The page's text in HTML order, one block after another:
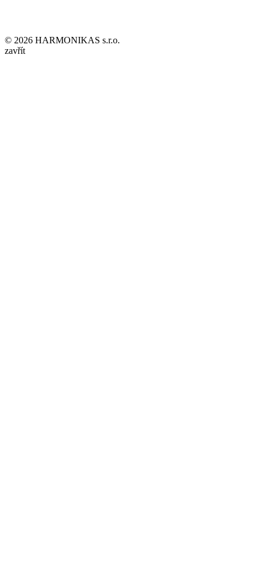
© 2026 HARMONIKAS s.r.o.
zavřít